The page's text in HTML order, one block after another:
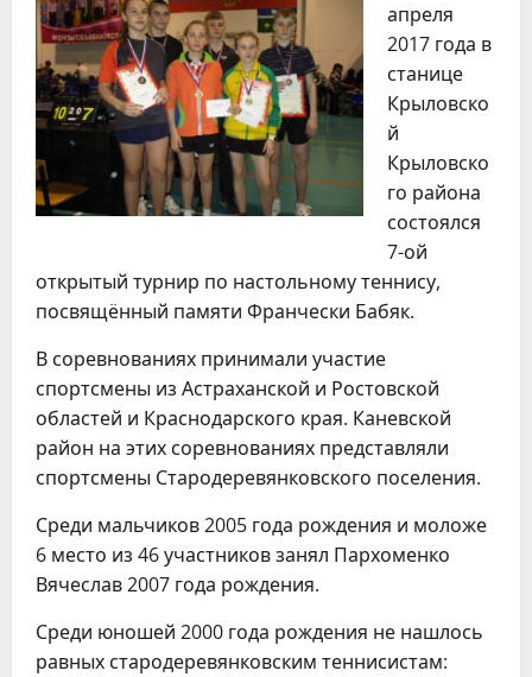
апреля
2017 года в
станице
Крыловско
й
Крыловско
го района
состоялся
7-ой
открытый турнир по настольному теннису,
посвящённый памяти Франчески Бабяк.
В соревнованиях принимали участие
спортсмены из Астраханской и Ростовской
областей и Краснодарского края. Каневской
район на этих соревнованиях представляли
спортсмены Стародеревянковского поселения.
Среди мальчиков 2005 года рождения и моложе
6 место из 46 участников занял Пархоменко
Вячеслав 2007 года рождения.
Среди юношей 2000 года рождения не нашлось
равных стародеревянковским теннисистам: